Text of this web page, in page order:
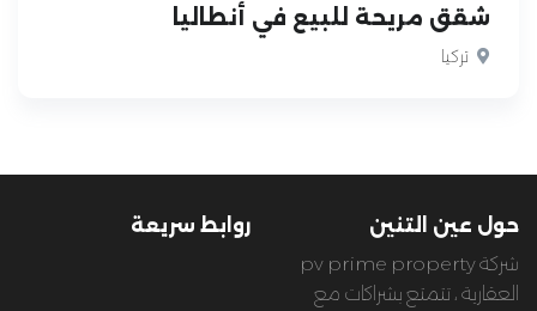
شقق مريحة للبيع في أنطاليا
تركيا
حول عين التنين
شركة pv prime property
العقارية ، تتمتع بشراكات مع
روابط سريعة